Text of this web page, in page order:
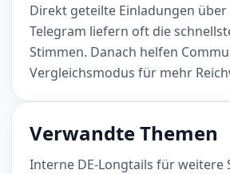
Direkt geteilte Einladungen
Telegram liefern oft die
Stimmen. Danach helfen
Vergleichsmodus für mehr
Verwandte Themen
Interne DE-Longtails für weitere